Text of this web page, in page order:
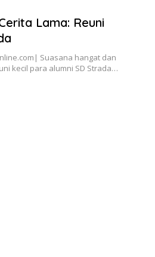
Lama: Reuni
Suasana hangat dan
kecil para alumni SD Strada…